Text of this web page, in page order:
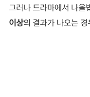
그러나 드라마에서 나올
이상의 결과가 나오는